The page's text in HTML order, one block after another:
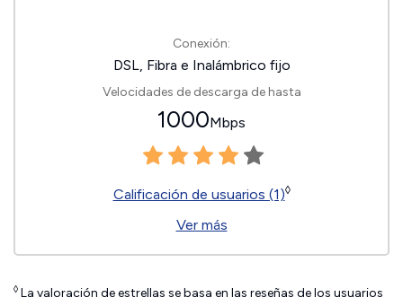
Conexión:
DSL, Fibra e Inalámbrico fijo
Velocidades de descarga de hasta
1000Mbps
Calificación de usuarios (1)◊
Ver más
◊ La valoración de estrellas se basa en las reseñas de los usuarios